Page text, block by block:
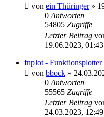
von ein Thüringer»
0 Antworten
54805 Zugriffe
Letzter Beitrag
19.06.2023, 01:43
fnplot - Funktionsplotter
von bbock »
0 Antworten
55565 Zugriffe
Letzter Beitrag
24.03.2023, 12:49